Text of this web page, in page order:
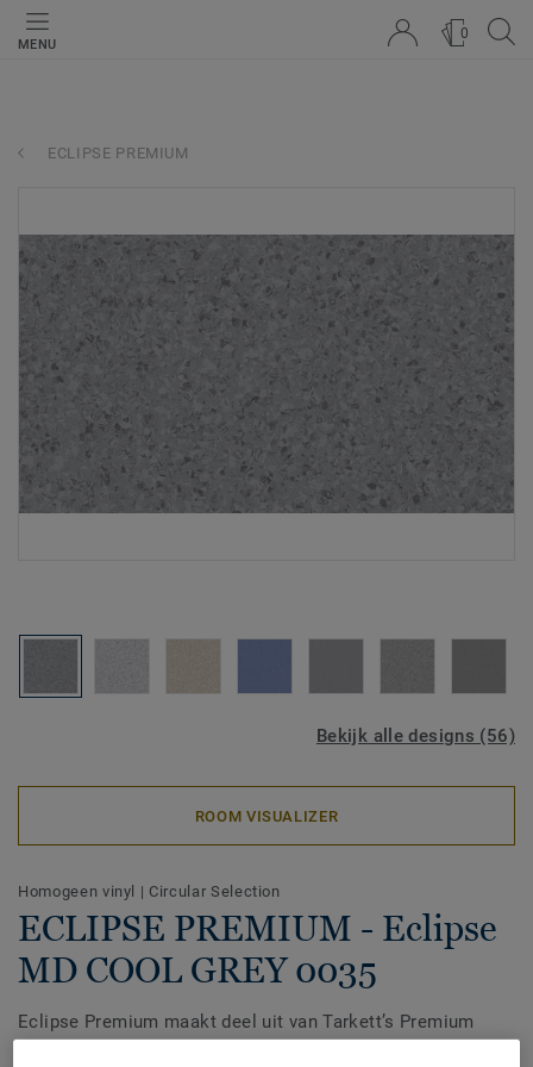
MENU
0
ECLIPSE PREMIUM
Bekijk alle designs (56)
ROOM VISUALIZER
Homogeen vinyl | Circular Selection
ECLIPSE PREMIUM - Eclipse
MD COOL GREY 0035
Eclipse Premium maakt deel uit van Tarkett’s Premium